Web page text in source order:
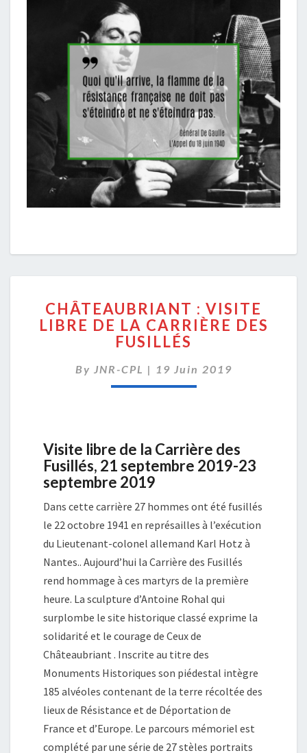
VISITE
LIBRE
LA
CARRIÈRE
CHÂTEAUBRIANT : VISITE
LIBRE DE LA CARRIÈRE DES
FUSILLÉS
By JNR-CPL | 19 Juin 2019
Visite libre de la Carrière des
Fusillés, 21 septembre 2019-23
septembre 2019
Dans cette carrière 27 hommes ont été fusillés
le 22 octobre 1941 en représailles à l’exécution
du Lieutenant-colonel allemand Karl Hotz à
Nantes.. Aujourd’hui la Carrière des Fusillés
rend hommage à ces martyrs de la première
heure. La sculpture d’Antoine Rohal qui
surplombe le site historique classé exprime la
solidarité et le courage de Ceux de
Châteaubriant . Inscrite au titre des
Monuments Historiques son piédestal intègre
185 alvéoles contenant de la terre récoltée des
lieux de Résistance et de Déportation de
France et d’Europe. Le parcours mémoriel est
complété par une série de 27 stèles portraits